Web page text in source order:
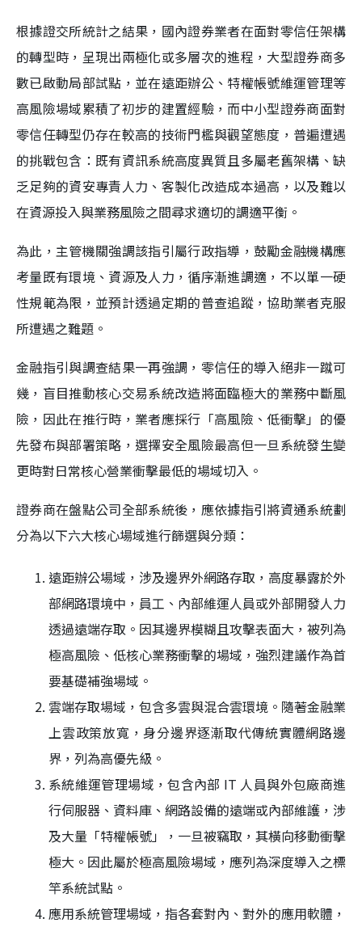
根據證交所統計之結果，國內證券業者在面對零信任架構
的轉型時，呈現出兩極化或多層次的進程，大型證券商多
數已啟動局部試點，並在遠距辦公、特權帳號維運管理等
高風險場域累積了初步的建置經驗，而中小型證券商面對
零信任轉型仍存在較高的技術門檻與觀望態度，普遍遭遇
的挑戰包含：既有資訊系統高度異質且多屬老舊架構、缺
乏足夠的資安專責人力、客製化改造成本過高，以及難以
在資源投入與業務風險之間尋求適切的調適平衡。
為此，主管機關強調該指引屬行政指導，鼓勵金融機構應
考量既有環境、資源及人力，循序漸進調適，不以單一硬
性規範為限，並預計透過定期的普查追蹤，協助業者克服
所遭遇之難題。
金融指引與調查結果一再強調，零信任的導入絕非一蹴可
幾，盲目推動核心交易系統改造將面臨極大的業務中斷風
險，因此在推行時，業者應採行「高風險、低衝擊」的優
先發布與部署策略，選擇安全風險最高但一旦系統發生變
更時對日常核心營業衝擊最低的場域切入。
證券商在盤點公司全部系統後，應依據指引將資通系統劃
分為以下六大核心場域進行篩選與分類：
遠距辦公場域，涉及邊界外網路存取，高度暴露於外
部網路環境中，員工、內部維運人員或外部開發人力
透過遠端存取。因其邊界模糊且攻擊表面大，被列為
極高風險、低核心業務衝擊的場域，強烈建議作為首
要基礎補強場域。
雲端存取場域，包含多雲與混合雲環境。隨著金融業
上雲政策放寬，身分邊界逐漸取代傳統實體網路邊
界，列為高優先級。
系統維運管理場域，包含內部 IT 人員與外包廠商進
行伺服器、資料庫、網路設備的遠端或內部維護，涉
及大量「特權帳號」，一旦被竊取，其橫向移動衝擊
極大。因此屬於極高風險場域，應列為深度導入之標
竿系統試點。
應用系統管理場域，指各套對內、對外的應用軟體，